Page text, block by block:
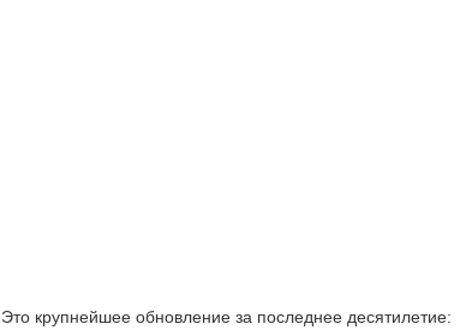
. Это крупнейшее обновление за последнее десятилетие: